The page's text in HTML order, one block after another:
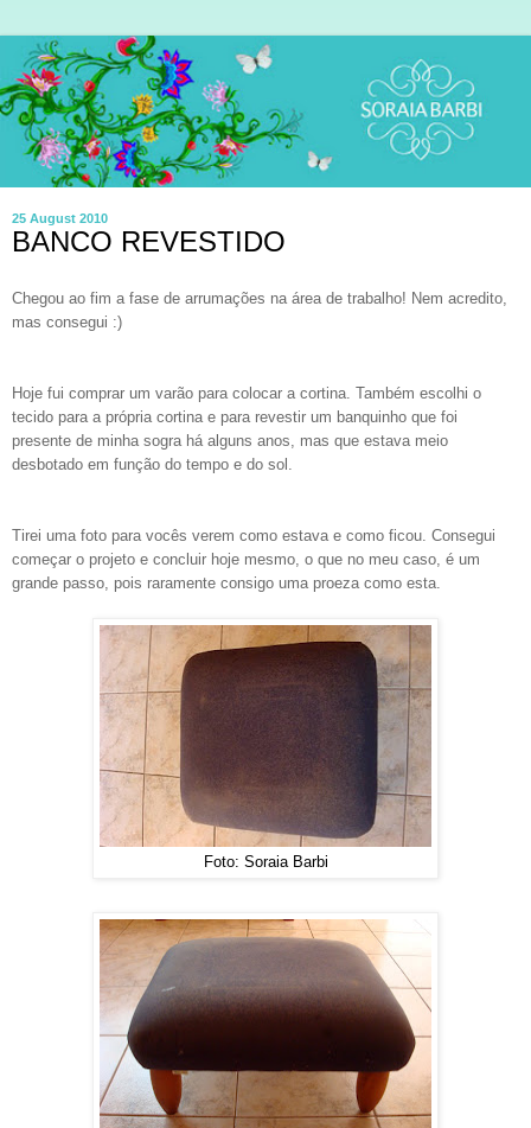
25 August 2010
BANCO REVESTIDO
Chegou ao fim a fase de arrumações na área de trabalho! Nem acredito,
mas consegui :)
Hoje fui comprar um varão para colocar a cortina. Também escolhi o
tecido para a própria cortina e para revestir um banquinho que foi
presente de minha sogra há alguns anos, mas que estava meio
desbotado em função do tempo e do sol.
Tirei uma foto para vocês verem como estava e como ficou. Consegui
começar o projeto e concluir hoje mesmo, o que no meu caso, é um
grande passo, pois raramente consigo uma proeza como esta.
Foto: Soraia Barbi